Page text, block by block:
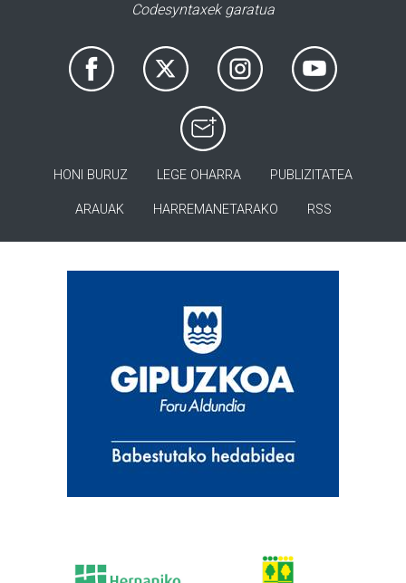
Codesyntaxek garatua
HONI BURUZ LEGE OHARRA PUBLIZITATEA
ARAUAK HARREMANETARAKO RSS